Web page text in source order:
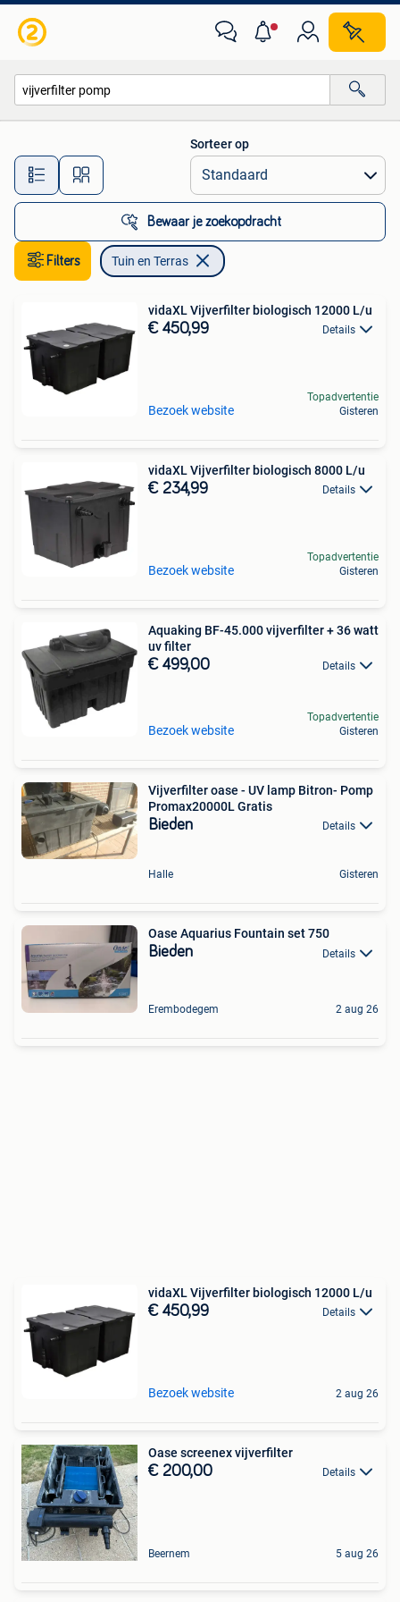
Alle afstanden…
Sorteer op
Bewaar je zoekopdracht
Filters Tuin en Terras
vidaXL Vijverfilter biologisch 12000 L/u
€ 450,99 Details
Bezoek website
Topadvertentie
Gisteren
vidaXL Vijverfilter biologisch 8000 L/u
€ 234,99 Details
Bezoek website
Topadvertentie
Gisteren
Aquaking BF-45.000 vijverfilter + 36 watt
uv filter
€ 499,00 Details
Bezoek website
Topadvertentie
Gisteren
Vijverfilter oase - UV lamp Bitron- Pomp
Promax20000L Gratis
Bieden Details
Halle Gisteren
Oase Aquarius Fountain set 750
Bieden Details
Erembodegem 2 aug 26
vidaXL Vijverfilter biologisch 12000 L/u
€ 450,99 Details
Bezoek website 2 aug 26
Oase screenex vijverfilter
€ 200,00 Details
Beernem 5 aug 26